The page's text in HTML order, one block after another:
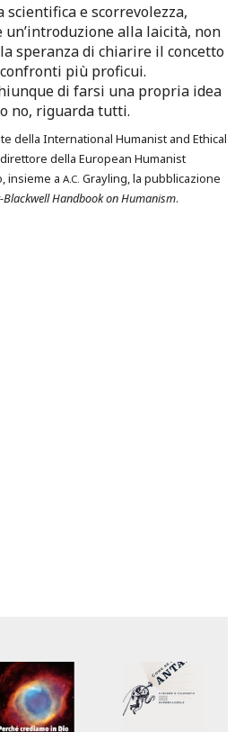
scientifica e scorrevolezza,
alla laicità, non
speranza di chiarire il concetto
più proficui.
di farsi una propria idea
no, riguarda tutti.
della International Humanist and Ethical
della European Humanist
insieme a A.C. Grayling, la pubblicazione
Blackwell Handbook on Humanism.